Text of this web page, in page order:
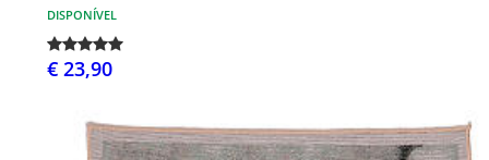
DISPONÍVEL
€ 23,90